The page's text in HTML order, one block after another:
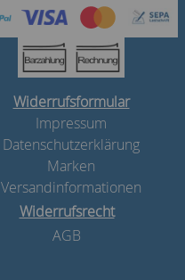
Widerrufsformular
Impressum
Datenschutzerklärung
Marken
Versandinformationen
Widerrufsrecht
AGB